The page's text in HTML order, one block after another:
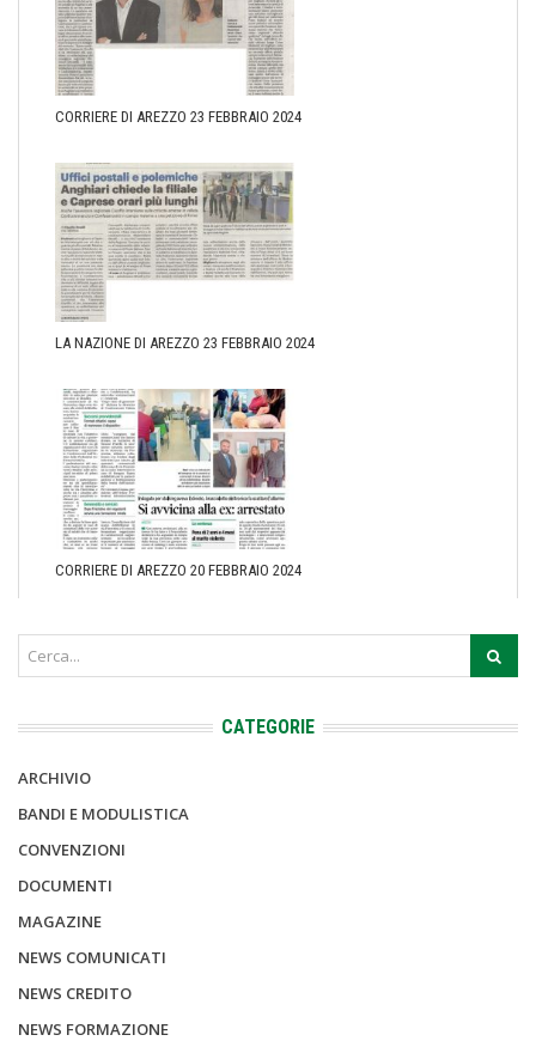
CORRIERE DI AREZZO 23 FEBBRAIO 2024
LA NAZIONE DI AREZZO 23 FEBBRAIO 2024
CORRIERE DI AREZZO 20 FEBBRAIO 2024
CATEGORIE
ARCHIVIO
BANDI E MODULISTICA
CONVENZIONI
DOCUMENTI
MAGAZINE
NEWS COMUNICATI
NEWS CREDITO
NEWS FORMAZIONE